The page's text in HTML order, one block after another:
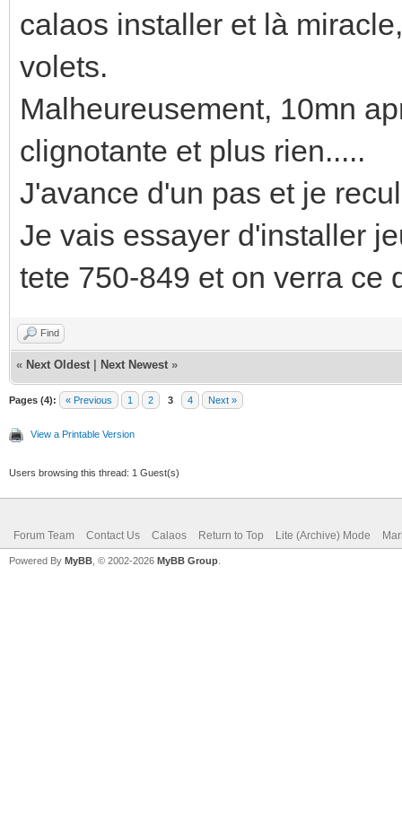
calaos installer et là
volets.
Malheureusement, 10mn
clignotante et plus rien.....
J'avance d'un pas et je
Je vais essayer d'installer
tete 750-849 et on verra ce
Find
« Next Oldest Next Newest »
Pages (4): « Previous 1 2 3 4 Next »
View a Printable Version
Users browsing this thread: 1 Guest(s)
Forum Team Contact Us Calaos Return to Top Lite (Archive) Mode
Powered By MyBB , © 2002-2026 MyBB Group